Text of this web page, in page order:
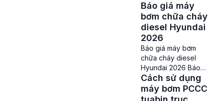
và phương tiện PCCC
– CNCH năm 2024
Công ty PCCC Thành
Đạt – Vào sáng ngày
14/08/2024, Triển lãm
Quốc tế về Kỹ thuật
và Phương tiện
Phòng cháy chữa
cháy, Cứu nạn cứu hộ
và thiết bị an ninh, […]
Báo giá máy
bơm chữa cháy
diesel Hyundai
2026
Báo giá máy bơm
chữa cháy diesel
Hyundai 2026 Báo
giá máy bơm chữa
cháy diesel
Hyundai – Hiện nay
Cách sử dụng
máy bơm PCCC